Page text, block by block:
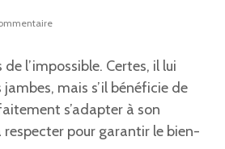
l’impossible. Certes, il lui
mais s’il bénéficie de
s’adapter à son
respecter pour garantir le bien-